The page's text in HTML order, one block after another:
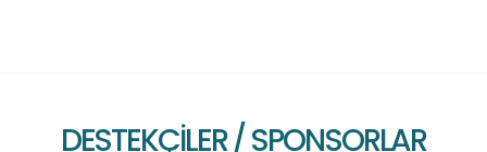
DESTEKÇİLER / SPONSORLAR